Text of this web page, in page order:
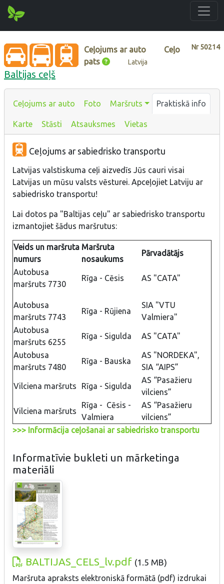
Nr50214
Ceļojums ar auto
Ceļo
pats
Latvija
Baltijas ceļš
Ceļojums ar auto Foto Maršruts Praktiskā info
Karte Stāsti Atsauksmes Vietas
Ceļojums ar sabiedrisko transportu
Latvijas valstiskuma ceļi aizvedīs Jūs cauri visai
Latvijas un mūsu valsts vēsturei. Apceļojiet Latviju ar
sabiedrisko transportu!
Lai dotos pa "Baltijas ceļu" ar sabiedrisko transportu
izmantojiet šādus maršrutus:
Veids un maršruta
numurs
Maršruta
nosaukums
Pārvadātājs
Autobusa
maršruts 7730
Rīga - Cēsis AS "CATA"
Autobusa
maršruts 7743
Rīga - Rūjiena
SIA "VTU
Valmiera"
Autobusa
maršruts 6255
Rīga - Sigulda AS "CATA"
Autobusa
maršruts 7480
Rīga - Bauska
AS "NORDEKA",
SIA “AIPS”
Vilciena maršruts Rīga - Sigulda
AS “Pasažieru
vilciens”
Vilciena maršruts
Rīga - Cēsis -
Valmiera
AS “Pasažieru
vilciens”
>>> Informācija ceļošanai ar sabiedrisko transportu
Informatīvie bukleti un mārketinga
materiāli
BALTIJAS_CELS_lv.pdf (1.5 MB)
Maršruta apraksts elektroniskā formātā (pdf) izdrukai